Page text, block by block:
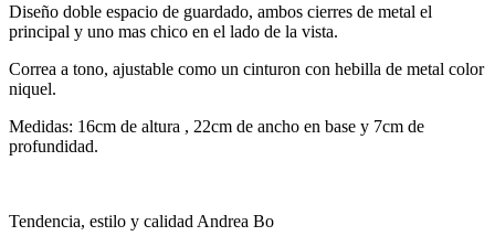
Diseño doble espacio de guardado, ambos cierres de metal el
principal y uno mas chico en el lado de la vista.
Correa a tono, ajustable como un cinturon con hebilla de metal color
niquel.
Medidas: 16cm de altura , 22cm de ancho en base y 7cm de
profundidad.
Tendencia, estilo y calidad Andrea Bo